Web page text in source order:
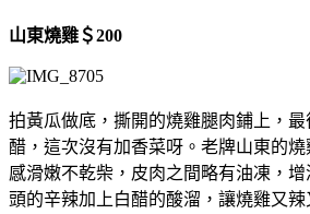
山東燒雞＄200
拍黃瓜做底，撕開的燒雞腿肉鋪上，
醋，這次沒有加香菜呀。老牌山東的
感滑嫩不乾柴，皮肉之間略有油凍，
頭的辛辣加上白醋的酸溜，讓燒雞又